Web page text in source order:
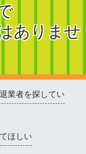
ありませ
業者を探してい
ほしい